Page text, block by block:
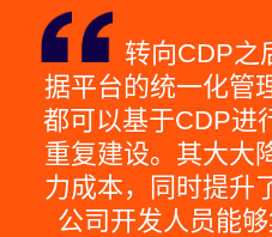
转向CDP之
据平台的统一化管
都可以基于CDP进
重复建设。其大大
力成本，同时提升
公司开发人员能